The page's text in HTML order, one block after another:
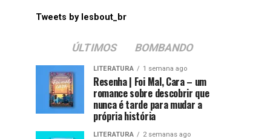
Tweets by lesbout_br
ÚLTIMOS BOMBANDO
LITERATURA 1 semana ago
Resenha | Foi Mal, Cara – um
romance sobre descobrir que
nunca é tarde para mudar a
própria história
LITERATURA 2 semanas ago